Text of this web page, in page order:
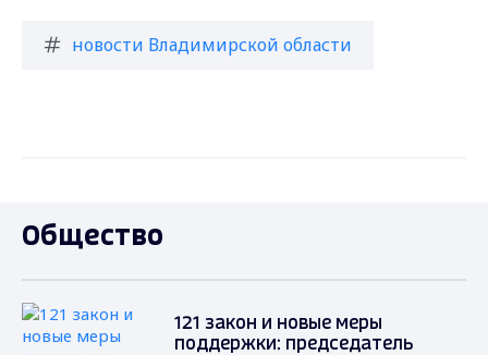
новости Владимирской области
Общество
121 закон и новые меры
поддержки: председатель